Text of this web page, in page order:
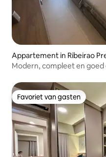
Appartement in Ribeirao
Modern, compleet en
Favoriet van gasten
Favoriet van gasten